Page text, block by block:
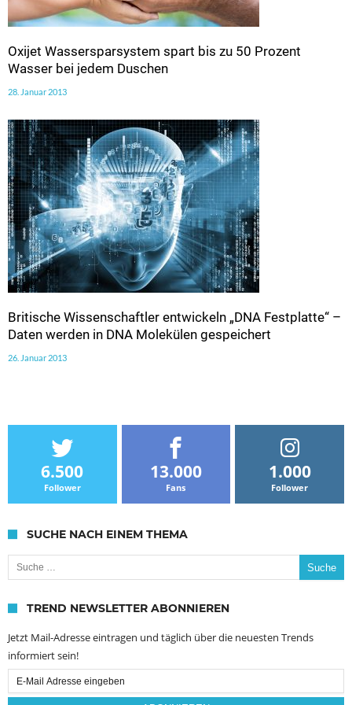
Oxijet Wassersparsystem spart bis zu 50 Prozent
Wasser bei jedem Duschen
28. Januar 2013
Britische Wissenschaftler entwickeln „DNA Festplatte“ –
Daten werden in DNA Molekülen gespeichert
26. Januar 2013
6.500
Follower
13.000
Fans
1.000
Follower
SUCHE NACH EINEM THEMA
Suche nach:
TREND NEWSLETTER ABONNIEREN
Jetzt Mail-Adresse eintragen und täglich über die neuesten Trends
informiert sein!
Email
Subscription